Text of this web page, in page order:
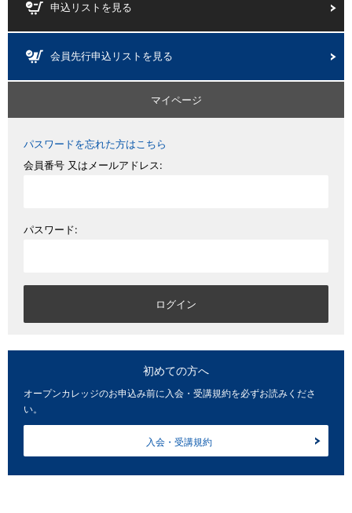
申込リストを見る
会員先行申込リストを見る
マイページ
パスワードを忘れた方はこちら
会員番号 又はメールアドレス:
パスワード:
初めての方へ
オープンカレッジのお申込み前に入会・受講規約を必ずお読みくださ
い。
入会・受講規約